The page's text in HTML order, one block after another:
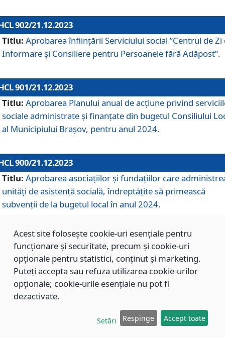
902/21.12.2023
Titlu: Aprobarea înființării Serviciului social ”Centrul de Zi
Informare și Consiliere pentru Persoanele fără Adăpost”.
901/21.12.2023
Titlu: Aprobarea Planului anual de acțiune privind
sociale administrate și finanțate din bugetul Consiliului
al Municipiului Brașov, pentru anul 2024.
900/21.12.2023
Titlu: Aprobarea asociațiilor şi fundațiilor care
unități de asistenţă socială, îndreptăţite să primească
subvenţii de la bugetul local în anul 2024.
899/21.12.2023
Aprobarea standardelor de cost pentru serviciile
sociale furnizate în cadrul Direcției de Asistență Socială
Brașov, pentru anul 2024.
Modificarea Anexei la H.C.L. nr. 91 din 09.02.2018,
Acest site folosește cookie-uri esențiale pentru
funcționare și securitate, precum și cookie-uri
opționale pentru statistici, conținut și marketing.
Puteți accepta sau refuza utilizarea cookie-urilor
opționale; cookie-urile esențiale nu pot fi
dezactivate.
Setări Respinge Accept toate